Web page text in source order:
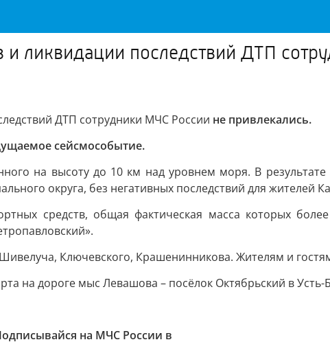
ликвидации последствий ДТП
ДТП сотрудники МЧС России не привлекались.
сейсмособытие.
на высоту до 10 км над уровнем моря. В
округа, без негативных последствий для жителей
средств, общая фактическая масса которых
Ключевского, Крашенинникова. Жителям и
на дороге мыс Левашова – посёлок Октябрьский в
на МЧС России в